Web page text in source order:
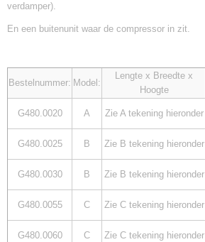
verdamper).
En een buitenunit waar de compressor in zit.
Bestelnummer: Model:
Lengte x Breedte x
Hoogte
G480.0020 A Zie A tekening hieronder
G480.0025 B Zie B tekening hieronder
G480.0030 B Zie B tekening hieronder
G480.0055 C Zie C tekening hieronder
G480.0060 C Zie C tekening hieronder